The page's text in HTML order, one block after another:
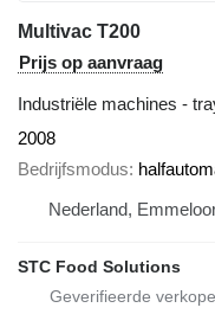
Multivac T200
Prijs op aanvraag
Industriële machines -
2008
Bedrijfsmodus
Nederland,
STC Food Solutions